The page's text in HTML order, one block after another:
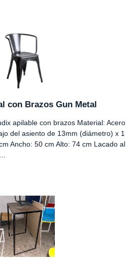
con Brazos Gun Metal
apilable con brazos Material: Acero
del asiento de 13mm (diámetro) x 1
Ancho: 50 cm Alto: 74 cm Lacado al